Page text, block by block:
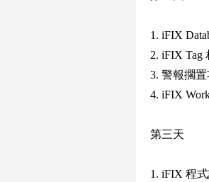
1. iFIX
2. iFIX Tag
3. 警報擱
4. iFIX
第三天
1. iFIX 程